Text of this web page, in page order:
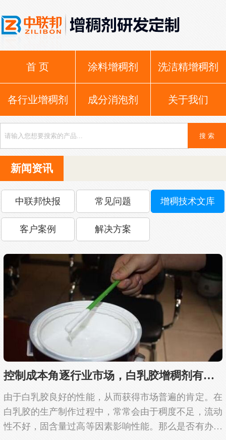
首 页 涂料增稠剂 洗洁精增稠剂
各行业增稠剂 成分消泡剂 关于我们
新闻资讯
中联邦快报 常见问题 增稠技术文库
客户案例 解决方案
控制成本角逐行业市场，白乳胶增稠剂有绝招
由于白乳胶良好的性能，从而获得市场普遍的肯定。在
白乳胶的生产制作过程中，常常会由于稠度不足，流动
性不好，固含量过高等因素影响性能。那么是否有办法